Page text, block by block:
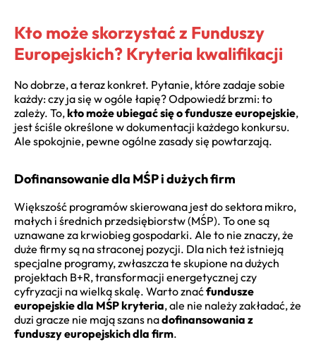
Kto może skorzystać z Funduszy
Europejskich? Kryteria kwalifikacji
No dobrze, a teraz konkret. Pytanie, które zadaje sobie
każdy: czy ja się w ogóle łapię? Odpowiedź brzmi: to
zależy. To,kto może ubiegać się o fundusze europejskie,
jest ściśle określone w dokumentacji każdego konkursu.
Ale spokojnie, pewne ogólne zasady się powtarzają.
Dofinansowanie dla MŚP i dużych firm
Większość programów skierowana jest do sektora mikro,
małych i średnich przedsiębiorstw (MŚP). To one są
uznawane za krwiobieg gospodarki. Ale to nie znaczy, że
duże firmy są na straconej pozycji. Dla nich też istnieją
specjalne programy, zwłaszcza te skupione na dużych
projektach B+R, transformacji energetycznej czy
cyfryzacji na wielką skalę. Warto znaćfundusze
europejskie dla MŚP kryteria, ale nie należy zakładać, że
duzi gracze nie mają szans nadofinansowania z
funduszy europejskich dla firm.